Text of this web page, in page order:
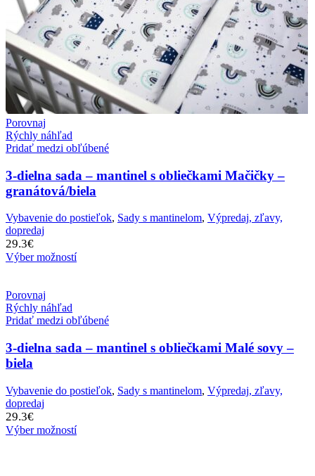
Porovnaj
Rýchly náhľad
Pridať medzi obľúbené
3-dielna sada – mantinel s obliečkami Mačičky –
granátová/biela
Vybavenie do postieľok, Sady s mantinelom, Výpredaj, zľavy,
dopredaj
29.3€
Výber možností
Porovnaj
Rýchly náhľad
Pridať medzi obľúbené
3-dielna sada – mantinel s obliečkami Malé sovy –
biela
Vybavenie do postieľok, Sady s mantinelom, Výpredaj, zľavy,
dopredaj
29.3€
Výber možností